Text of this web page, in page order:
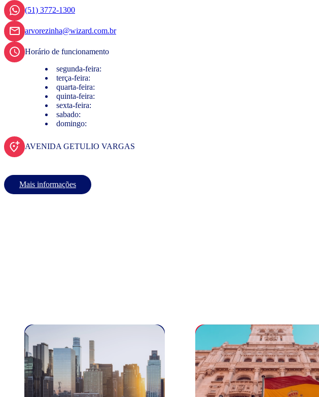
(51) 3772-1300
arvorezinha@wizard.com.br
Horário de funcionamento
segunda-feira:
terça-feira:
quarta-feira:
quinta-feira:
sexta-feira:
sabado:
domingo:
AVENIDA GETULIO VARGAS
Mais informações